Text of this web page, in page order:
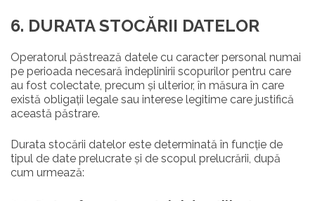
6. DURATA STOCĂRII DATELOR
Operatorul păstrează datele cu caracter personal numai
pe perioada necesară îndeplinirii scopurilor pentru care
au fost colectate, precum și ulterior, în măsura în care
există obligații legale sau interese legitime care justifică
această păstrare.
Durata stocării datelor este determinată în funcție de
tipul de date prelucrate și de scopul prelucrării, după
cum urmează: